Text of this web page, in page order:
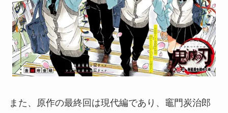
また、原作の最終回は現代編であり、竈門炭治郎